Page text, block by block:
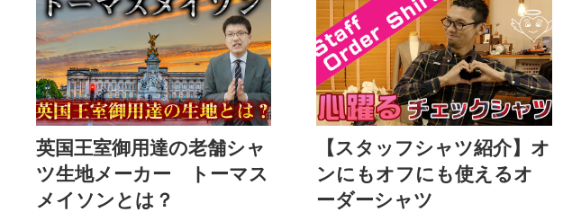
英国王室御用達の老舗シャ
ツ生地メーカー トーマス
メイソンとは？
【スタッフシャツ紹介】オ
ンにもオフにも使えるオ
ーダーシャツ